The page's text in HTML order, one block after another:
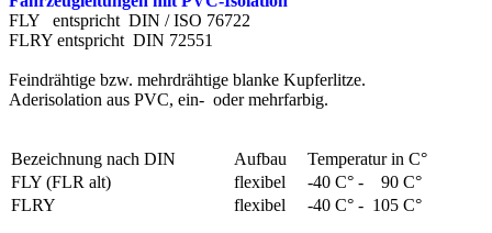
FLY entspricht DIN / ISO 76722
FLRY entspricht DIN 72551
Feindrähtige bzw. mehrdrähtige blanke Kupferlitze.
Aderisolation aus PVC, ein- oder mehrfarbig.
Bezeichnung nach DIN Aufbau
Temperatur in C°
FLY (FLR alt)
flexibel
-40 C° - 90 C°
FLRY
flexibel -40 C° - 105 C°